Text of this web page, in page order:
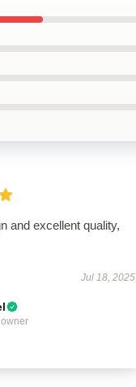
and excellent quality,
Jul 18, 2025